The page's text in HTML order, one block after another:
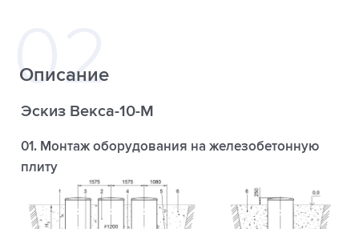
Описание
Эскиз Векса-10-М
01. Монтаж оборудования на железобетонную
плиту